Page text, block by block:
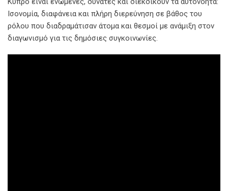
Ισονομία, διαφάνεια και πλήρη διερεύνηση σε βάθος του
ρόλου που διαδραμάτισαν άτομα και θεσμοί με ανάμιξη στον
διαγωνισμό για τις δημόσιες συγκοινωνίες.